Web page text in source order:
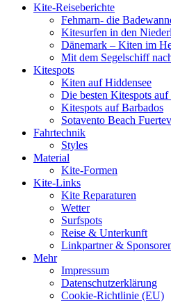
Kite-Reiseberichte
Fehmarn- die
Kitesurfen in den
Dänemark – Kiten im
Mit dem Segelschiff
Kitespots
Kiten auf Hiddensee
Die besten Kitespots auf
Kitespots auf Barbados
Sotavento Beach
Fahrtechnik
Styles
Material
Kite-Formen
Kite-Links
Kite Reparaturen
Wetter
Surfspots
Reise & Unterkunft
Linkpartner &
Mehr
Impressum
Datenschutzerklärung
Cookie-Richtlinie (EU)